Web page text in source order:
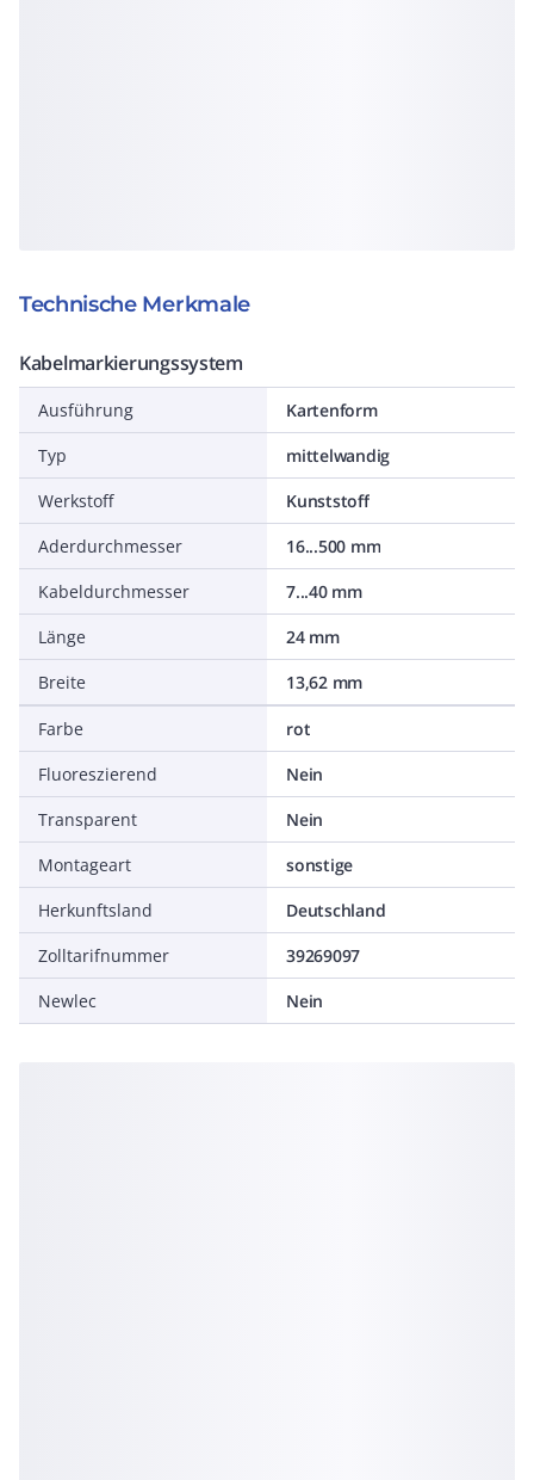
Technische Merkmale
Kabelmarkierungssystem
Ausführung
Kartenform
Typ
mittelwandig
Werkstoff
Kunststoff
Aderdurchmesser
16...500 mm
Kabeldurchmesser
7...40 mm
Länge
24 mm
Breite
13,62 mm
Farbe
rot
Fluoreszierend
Nein
Transparent
Nein
Montageart
sonstige
Herkunftsland
Deutschland
Zolltarifnummer
39269097
Newlec
Nein